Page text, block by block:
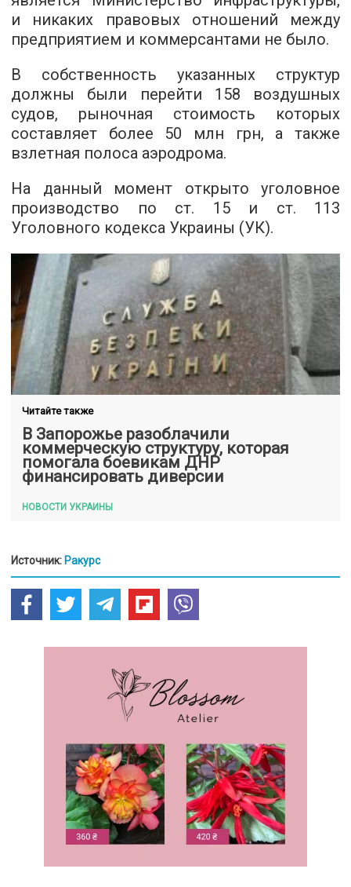
и никаких правовых отношений между
предприятием и коммерсантами не было.
В собственность указанных структур
должны были перейти 158 воздушных
судов, рыночная стоимость которых
составляет более 50 млн грн, а также
взлетная полоса аэродрома.
На данный момент открыто уголовное
производство по ст. 15 и ст. 113
Уголовного кодекса Украины (УК).
Читайте также
В Запорожье разоблачили
коммерческую структуру, которая
помогала боевикам ДНР
финансировать диверсии
НОВОСТИ УКРАИНЫ
Источник: Ракурс